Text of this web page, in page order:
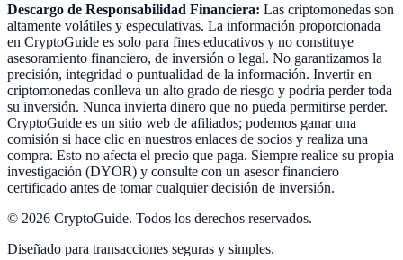
Descargo de Responsabilidad Financiera: Las criptomonedas son
altamente volátiles y especulativas. La información proporcionada
en CryptoGuide es solo para fines educativos y no constituye
asesoramiento financiero, de inversión o legal. No garantizamos la
precisión, integridad o puntualidad de la información. Invertir en
criptomonedas conlleva un alto grado de riesgo y podría perder toda
su inversión. Nunca invierta dinero que no pueda permitirse perder.
CryptoGuide es un sitio web de afiliados; podemos ganar una
comisión si hace clic en nuestros enlaces de socios y realiza una
compra. Esto no afecta el precio que paga. Siempre realice su propia
investigación (DYOR) y consulte con un asesor financiero
certificado antes de tomar cualquier decisión de inversión.
© 2026 CryptoGuide. Todos los derechos reservados.
Diseñado para transacciones seguras y simples.